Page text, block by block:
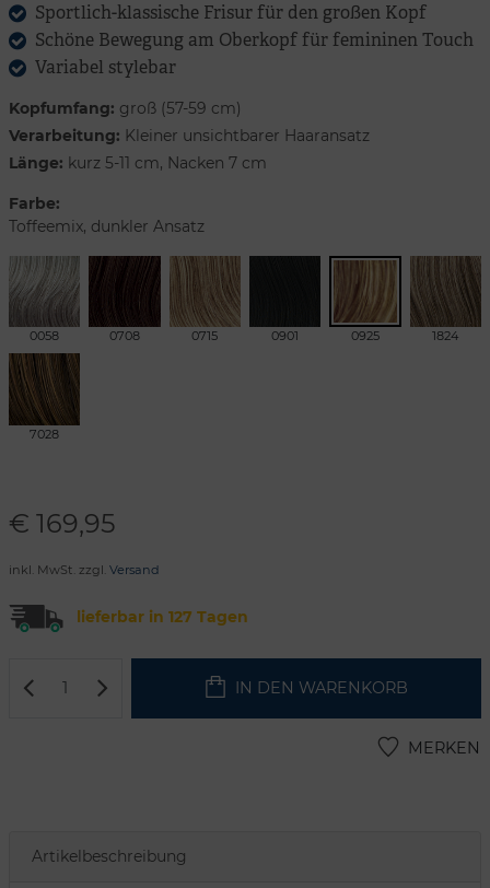
Sportlich-klassische Frisur für den großen Kopf
Schöne Bewegung am Oberkopf für femininen Touch
Variabel stylebar
Kopfumfang: groß (57-59 cm)
Verarbeitung: Kleiner unsichtbarer Haaransatz
Länge: kurz 5-11 cm, Nacken 7 cm
Farbe:
Toffeemix, dunkler Ansatz
0058 0708 0715 0901 0925 1824
7028
€ 169,95
inkl. MwSt. zzgl. Versand
lieferbar in 127 Tagen
IN DEN WARENKORB
MERKEN
Artikelbeschreibung